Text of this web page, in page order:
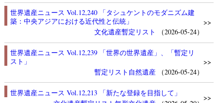
世界遺産ニュース Vol.12,240 「タシュケントのモダニズム建
築：中央アジアにおける近代性と伝統」
文化遺産暫定リスト （2026-05-24）
>>
世界遺産ニュース Vol.12,239 「世界の世界遺産」、「暫定リ
スト」
暫定リスト 自然遺産 （2026-05-24）
>>
世界遺産ニュース Vol.12,213 「新たな登録を目指して」
>>